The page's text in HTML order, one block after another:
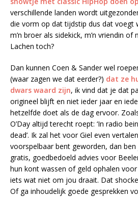
verschillende landen wordt
die vorm op dat tijdstip dus dat voegt
m’n broer als sidekick, m’n vriendin of
Lachen toch?
Dan kunnen Coen & Sander wel
(waar zagen we dat eerder?) dat ze
dwars waard zijn, ik vind dat je dat
origineel blijft en niet ieder jaar en
hetzelfde doet als de dag ervoor.
O’Day altijd terecht roept: ‘In radio
dead’. Ik zal het voor Giel even
voorspelbaar bent geworden, dan ben
gratis, goedbedoeld advies voor
hun kont wassen of geld ophalen
iets wat niet om jou draait. Dat
Of ga inhoudelijk goede gesprekken